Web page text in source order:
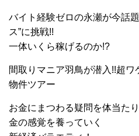
バイト経験ゼロの永瀬が今話
ス”に挑戦!!
一体いくら稼げるのか!?
間取りマニア羽鳥が潜入!!超
物件ツアー
お金にまつわる疑問を体当た
金の感覚を養っていく